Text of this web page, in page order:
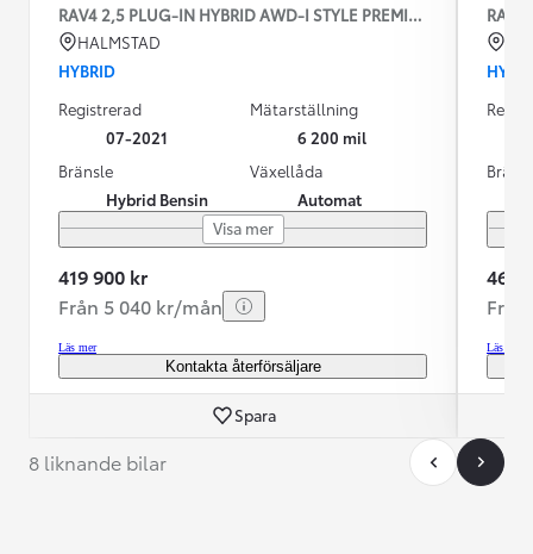
RAV4 2,5 PLUG-IN HYBRID AWD-I STYLE PREMIUM- INFOT
HALMSTAD
HYBRID
Registrerad
07-2021
Mätarställning
6 200 mil
Bränsle
Hybrid Bensin
Växellåda
Automat
Visa mer
419 900 kr
Från 5 040 kr/mån
Läs mer
Kontakta återförsäljare
Spara
RAV4
469
Läs mer
8 liknande bilar